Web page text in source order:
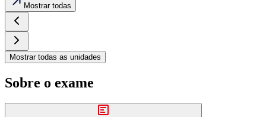
Mostrar todas
Mostrar todas as unidades
Sobre o exame